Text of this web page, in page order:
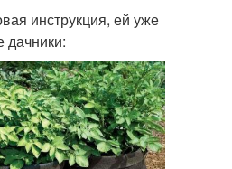
инструкция, ей уже
дачники: